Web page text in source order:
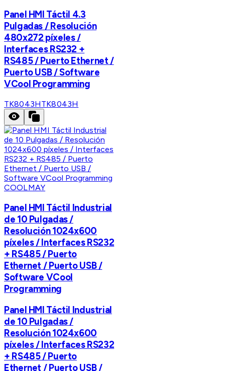
Panel HMI Táctil 4.3
Pulgadas / Resolución
480x272 píxeles /
Interfaces RS232 +
RS485 / Puerto Ethernet /
Puerto USB / Software
VCool Programming
TK8043HTK8043H
COOLMAY
Panel HMI Táctil Industrial
de 10 Pulgadas /
Resolución 1024x600
píxeles / Interfaces RS232
+ RS485 / Puerto
Ethernet / Puerto USB /
Software VCool
Programming
Panel HMI Táctil Industrial
de 10 Pulgadas /
Resolución 1024x600
píxeles / Interfaces RS232
+ RS485 / Puerto
Ethernet / Puerto USB /